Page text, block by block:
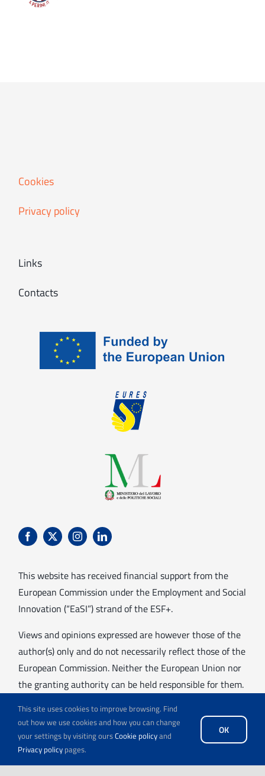
Cookies
Privacy policy
Links
Contacts
This website has received financial support from the
European Commission under the Employment and Social
Innovation (“EaSI”) strand of the ESF+.
Views and opinions expressed are however those of the
author(s) only and do not necessarily reflect those of the
European Commission. Neither the European Union nor
the granting authority can be held responsible for them.
This site uses cookies to improve browsing. Find
out how we use cookies and how you can change
your settings by visiting oursCookie policyand
Privacy policy pages.
OK